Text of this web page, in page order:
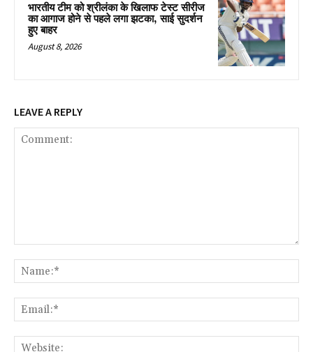
भारतीय टीम को श्रीलंका के खिलाफ टेस्ट सीरीज
का आगाज होने से पहले लगा झटका, साई सुदर्शन
हुए बाहर
August 8, 2026
LEAVE A REPLY